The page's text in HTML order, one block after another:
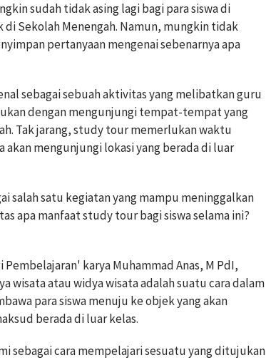
sudah tidak asing lagi bagi para siswa di
Sekolah Menengah. Namun, mungkin tidak
pertanyaan mengenai sebenarnya apa
sebagai sebuah aktivitas yang melibatkan guru
dengan mengunjungi tempat-tempat yang
Tak jarang, study tour memerlukan waktu
akan mengunjungi lokasi yang berada di luar
salah satu kegiatan yang mampu meninggalkan
apa manfaat study tour bagi siswa selama ini?
karya Muhammad Anas, M PdI,
wisata atau widya wisata adalah suatu cara dalam
para siswa menuju ke objek yang akan
berada di luar kelas.
sebagai cara mempelajari sesuatu yang ditujukan